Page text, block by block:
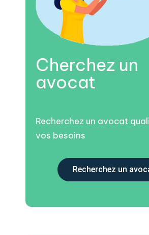
Cherchez un
avocat
Recherchez un avocat
vos besoins
Recherchez un